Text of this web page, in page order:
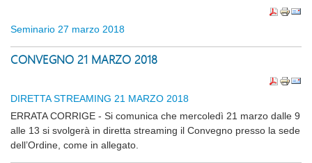
Seminario 27 marzo 2018
CONVEGNO 21 MARZO 2018
DIRETTA STREAMING 21 MARZO 2018
ERRATA CORRIGE - Si comunica che mercoledì 21 marzo dalle 9
alle 13 si svolgerà in diretta streaming il Convegno presso la sede
dell’Ordine, come in allegato.